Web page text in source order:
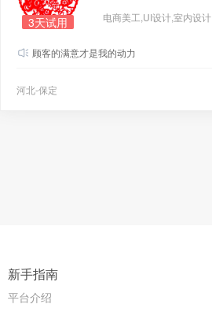
3天试用
电商美工,UI设计,室内设计
顾客的满意才是我的动力
河北-保定
新手指南
平台介绍